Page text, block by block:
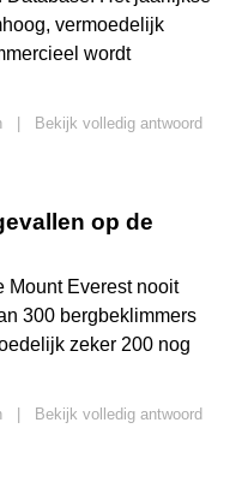
vermoedelijk
wordt
Bekijk volledig antwoord
op de
Mount Everest nooit
300 bergbeklimmers
zeker 200 nog
Bekijk volledig antwoord